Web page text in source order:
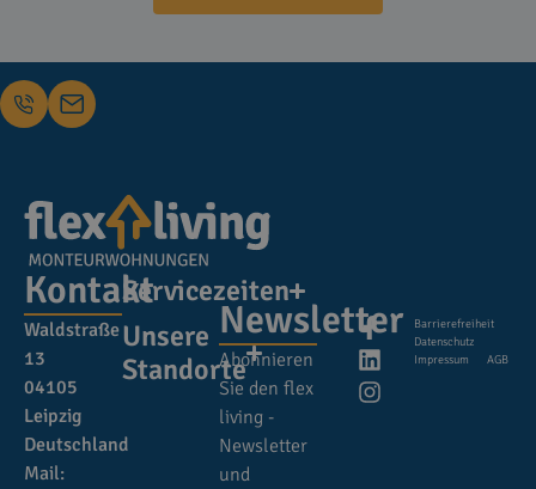
Kontakt
Waldstraße
13
04105
Leipzig
Deutschland
Mail:
Servicezeiten
Unsere
Standorte
Newsletter
Abonnieren
Sie den flex
living -
Newsletter
und
Barrierefreiheit
Datenschutz
Impressum
AGB